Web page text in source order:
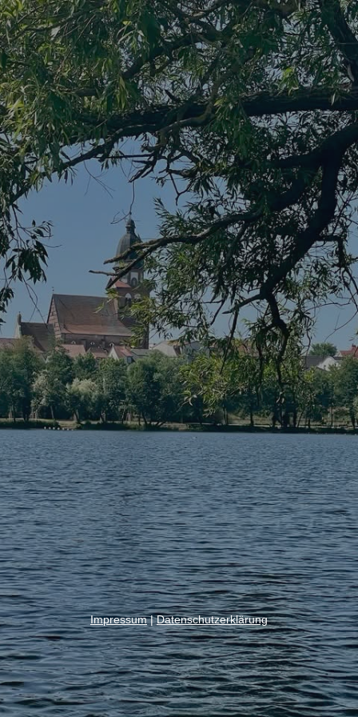
Impressum|Datenschutzerklärung